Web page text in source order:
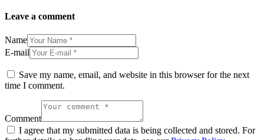
Leave a comment
Name
E-mail
Save my name, email, and website in this browser for the next
time I comment.
Comment
I agree that my submitted data is being collected and stored. For